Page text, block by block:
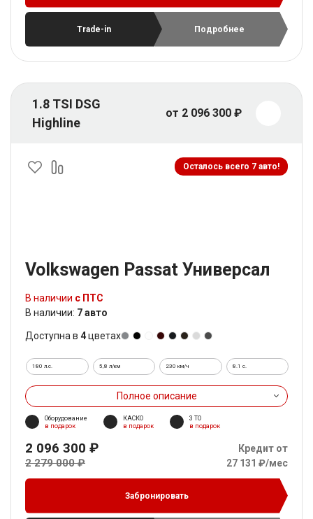
Trade-in Подробнее
1.8 TSI DSG
Highline
от 2 096 300 ₽
Осталось всего 7 авто!
Volkswagen Passat Универсал
В наличии с ПТС
В наличии: 7 авто
Доступна в 4цветах
180 л.с. 5,8 л/км 230 км/ч 8.1 c.
Полное описание
Оборудование
в подарок
КАСКО
в подарок
3 ТО
в подарок
2 096 300 ₽
2 279 000 ₽
Кредит от
27 131 ₽/мес
Забронировать